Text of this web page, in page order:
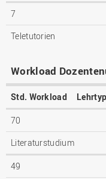
7
Teletutorien
Workload
Std. Workload Lehrtyp
70
Literaturstudium
49